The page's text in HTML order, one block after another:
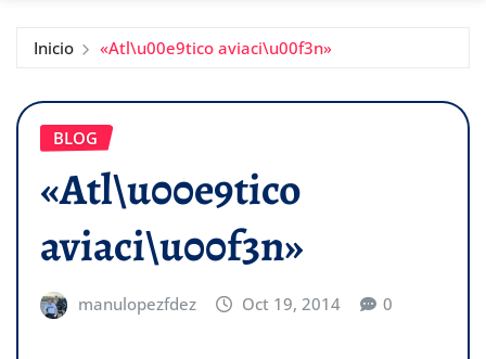
Inicio «Atl\u00e9tico aviaci\u00f3n»
BLOG
«Atl\u00e9tico
aviaci\u00f3n»
manulopezfdez Oct 19, 2014 0